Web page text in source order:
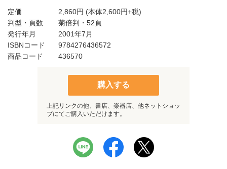
定価 2,860円 (本体2,600円+税)
判型・頁数
菊倍判・52頁
発行年月
2001年7月
ISBNコード
9784276436572
商品コード
436570
購入する
上記リンクの他、書店、楽器店、他ネットショッ
プにてご購入いただけます。